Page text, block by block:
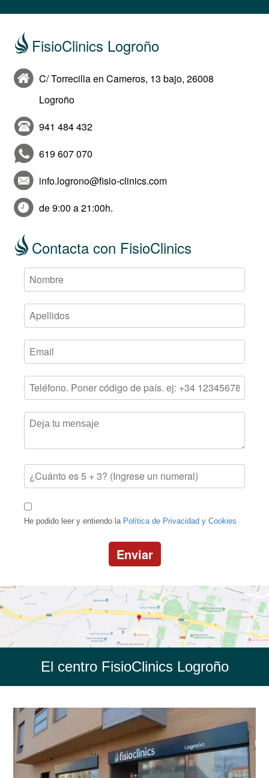
FisioClinics Logroño
C/ Torrecilla en Cameros, 13 bajo, 26008
Logroño
941 484 432
619 607 070
info.logrono@fisio-clinics.com
de 9:00 a 21:00h.
Contacta con FisioClinics
He podido leer y entiendo la Política de Privacidad y Cookies
Enviar
El centro FisioClinics Logroño